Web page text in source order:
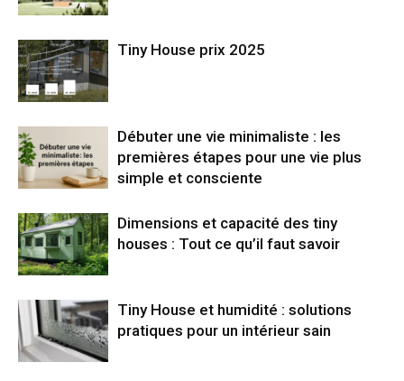
Tiny House prix 2025
Débuter une vie minimaliste : les
premières étapes pour une vie plus
simple et consciente
Dimensions et capacité des tiny
houses : Tout ce qu’il faut savoir
Tiny House et humidité : solutions
pratiques pour un intérieur sain